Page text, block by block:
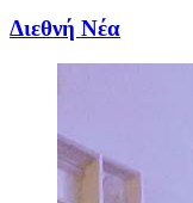
Διεθνή Νέα